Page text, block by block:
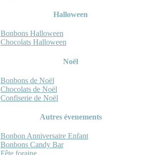
Halloween
Bonbons Halloween
Chocolats Halloween
Noël
Bonbons de Noël
Chocolats de Noël
Confiserie de Noël
Autres évenements
Bonbon Anniversaire Enfant
Bonbons Candy Bar